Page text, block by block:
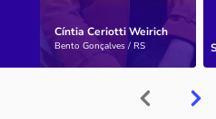
Cíntia Ceriotti Weirich
Bento Gonçalves / RS